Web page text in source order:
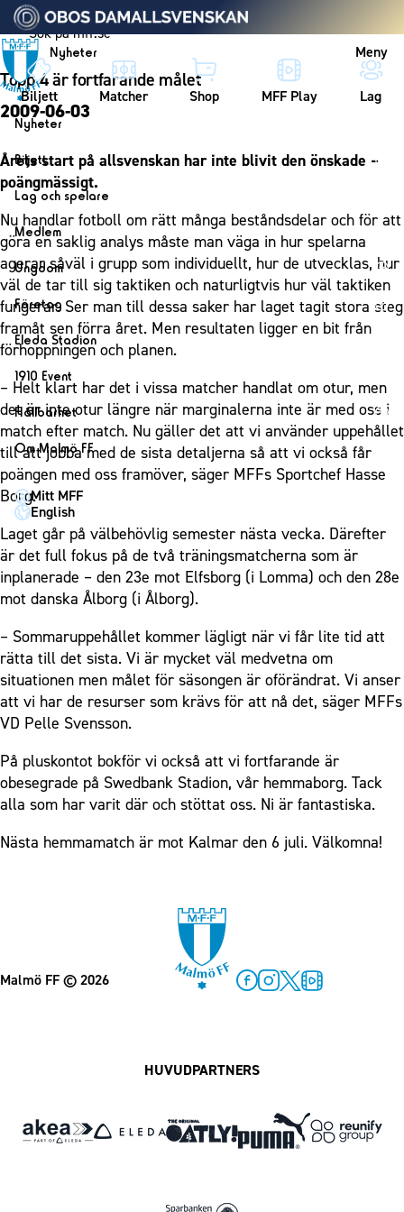
Vidare till innehållet
Nyheter Meny
Biljett Matcher Shop MFF Play Lag
Nyheter
Nyheter
Kalender
Biljett
Biljett
Årskort herr
Årskort dam
Mitt MFF
Biljetter till bortamatcher
Biljettvillkor
Lag och spelare
Lag
Herrlaget
Spelare
Ledarstab
Damlaget
Spelare
Ledarstab
Medlem
Medlemskap i Malmö FF
Årsmöte 2026
Ungdom
MFF Ungdom
Sommarfotboll
Skånecupen
Fotbollsskolan
Fotbollsnätverket
P19
F19
P17
F17
Malmö Trophy
Företag
Bli företagspartner
Nätverket
Klubbstolar
Partner dam
Eleda Stadion
Eleda Stadion
Erics Bar & Restaurang
Matchdag på Eleda Stadion
MFF-museet & rundvandringar
1910 Event
1910 Event
Fest & Event
Konferens
Möte
Mässa
Sommarfest
Julshow
Inspiration
Vanliga frågor om 1910 Event
Hållbarhet
Hållbarhet
Himmelsblå framtid – en match för miljön
MFF i samhället
Laget för alla
Nattfotboll
Himmelsblå Tillsammans
Karriärakademin
Grundskolefotboll mot rasismer
Skolakademier
Fonder
Om Malmö FF
Om Malmö FF
Kontakt
Press och media
Historik – herrlaget
Historik – damlaget
Policydokument
Personuppgiftspolicy
Mitt MFF
English
Topp 4 är fortfarande målet
2009-06-03
Årets start på allsvenskan har inte blivit den önskade –
poängmässigt.
Nu handlar fotboll om rätt många beståndsdelar och för att
göra en saklig analys måste man väga in hur spelarna
agerar såväl i grupp som individuellt, hur de utvecklas, hur
väl de tar till sig taktiken och naturligtvis hur väl taktiken
fungerar. Ser man till dessa saker har laget tagit stora steg
framåt sen förra året. Men resultaten ligger en bit från
förhoppningen och planen.
– Helt klart har det i vissa matcher handlat om otur, men
det är inte otur längre när marginalerna inte är med oss i
match efter match. Nu gäller det att vi använder uppehållet
till att jobba med de sista detaljerna så att vi också får
poängen med oss framöver, säger MFFs Sportchef Hasse
Borg.
Laget går på välbehövlig semester nästa vecka. Därefter
är det full fokus på de två träningsmatcherna som är
inplanerade – den 23e mot Elfsborg (i Lomma) och den 28e
mot danska Ålborg (i Ålborg).
– Sommaruppehållet kommer lägligt när vi får lite tid att
rätta till det sista. Vi är mycket väl medvetna om
situationen men målet för säsongen är oförändrat. Vi anser
att vi har de resurser som krävs för att nå det, säger MFFs
VD Pelle Svensson.
På pluskontot bokför vi också att vi fortfarande är
obesegrade på Swedbank Stadion, vår hemmaborg. Tack
alla som har varit där och stöttat oss. Ni är fantastiska.
Nästa hemmamatch är mot Kalmar den 6 juli. Välkomna!
Malmö FF© 2026
HUVUDPARTNERS